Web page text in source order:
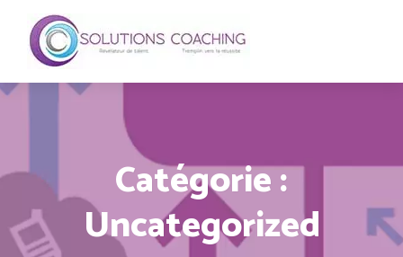
Catégorie :
Uncategorized